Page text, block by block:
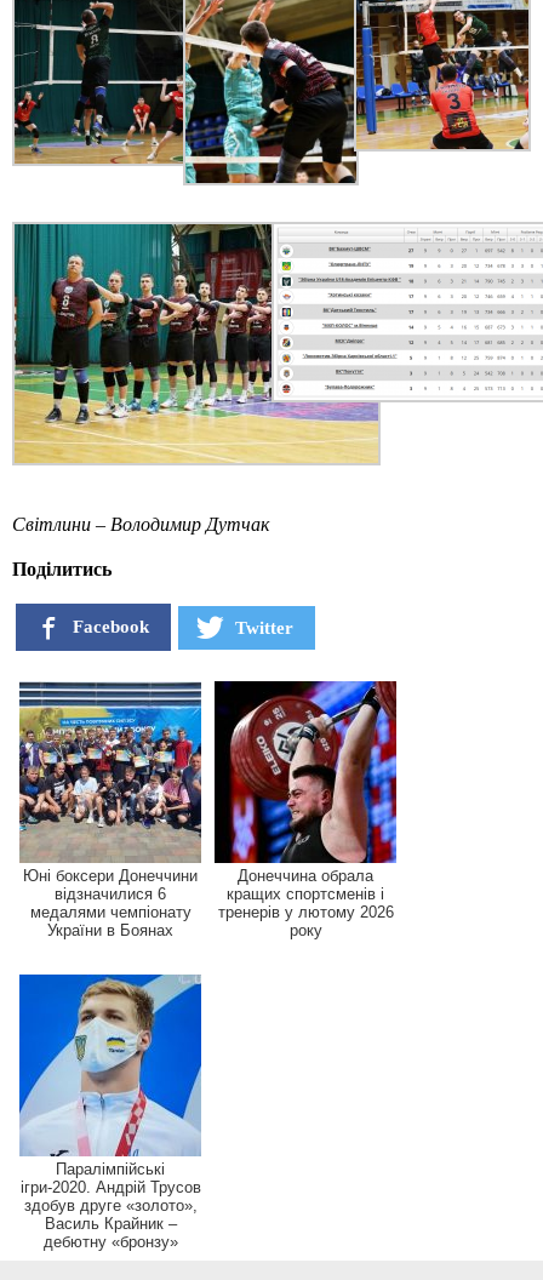
Світлини – Володимир Дутчак
Поділитись
Facebook Twitter
Юні боксери Донеччини
відзначилися 6
медалями чемпіонату
України в Боянах
Донеччина обрала
кращих спортсменів і
тренерів у лютому 2026
року
Паралімпійські
ігри-2020. Андрій Трусов
здобув друге «золото»,
Василь Крайник –
дебютну «бронзу»